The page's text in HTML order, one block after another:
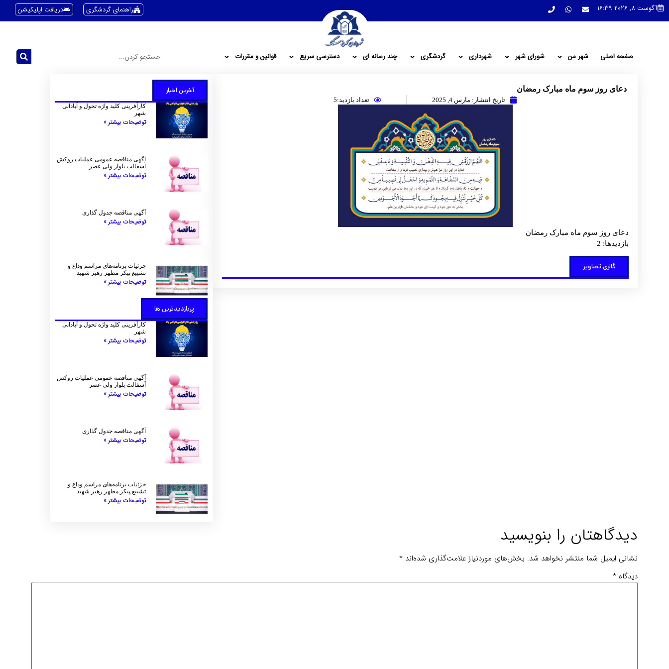
آگوست 8, 2026 16:39 راهنمای گردشگری دریافت اپلیکیشن
صفحه اصلی شهر من شورای شهر شهرداری گردشگری چند رسانه ای دسترسی سریع قوانین و مقررات
دعای روز سوم ماه مبارک رمضان
تاریخ انتشار: مارس 4, 2025 تعداد بازدید:5
دعای روز سوم ماه مبارک رمضان
بازدیدها: 2
گالری تصاویر
آخرین اخبار
کارآفرینی کلید واژه تحول و آبادانی
شهر
توضیحات بیشتر »
آگهی مناقصه عمومی عملیات روکش
آسفالت بلوار ولی عصر
توضیحات بیشتر »
آگهی مناقصه جدول گذاری
توضیحات بیشتر »
جزئیات برنامه‌های مراسم وداع و
تشییع پیکر مطهر رهبر شهید
توضیحات بیشتر »
پربازدیدترین ها
کارآفرینی کلید واژه تحول و آبادانی
شهر
توضیحات بیشتر »
آگهی مناقصه عمومی عملیات روکش
آسفالت بلوار ولی عصر
توضیحات بیشتر »
آگهی مناقصه جدول گذاری
توضیحات بیشتر »
جزئیات برنامه‌های مراسم وداع و
تشییع پیکر مطهر رهبر شهید
توضیحات بیشتر »
دیدگاهتان را بنویسید
نشانی ایمیل شما منتشر نخواهد شد. بخش‌های موردنیاز علامت‌گذاری شده‌اند *
دیدگاه *